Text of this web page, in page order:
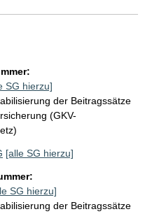
SG hierzu]
der Beitragssätze
(GKV-
[alle SG hierzu]
SG hierzu]
der Beitragssätze